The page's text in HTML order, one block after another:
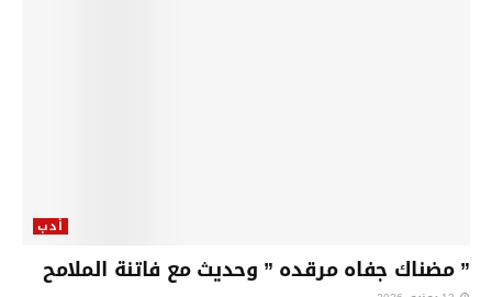
أدب
” مضناك جفاه مرقده ” وحديث مع فاتنة الملامح